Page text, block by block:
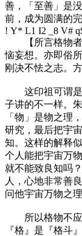
善，「至善」是
前，成为圆满的
! Y* L1 I2 _8 V#
【所言格物者
恼妄想。亦即俗
刚决不怯之志。
这印祖可谓是
子讲的不一样。
「物」是物之理
研究，最后把宇
知。这样的解释
个人能把宇宙万
就不能致良知吗
人，心地非常善
问他宇宙万物之
所以格物不应
『格』是『格斗